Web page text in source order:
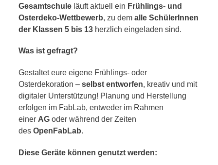
Gesamtschule läuft aktuell ein Frühlings- und
Osterdeko-Wettbewerb, zu dem alle SchülerInnen
der Klassen 5 bis 13 herzlich eingeladen sind.
Was ist gefragt?
Gestaltet eure eigene Frühlings- oder
Osterdekoration – selbst entworfen, kreativ und mit
digitaler Unterstützung! Planung und Herstellung
erfolgen im FabLab, entweder im Rahmen
einer AG oder während der Zeiten
des OpenFabLab.
Diese Geräte können genutzt werden: